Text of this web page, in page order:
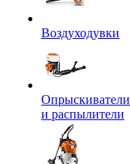
Воздуходувки
Опрыскиватели
и распылители